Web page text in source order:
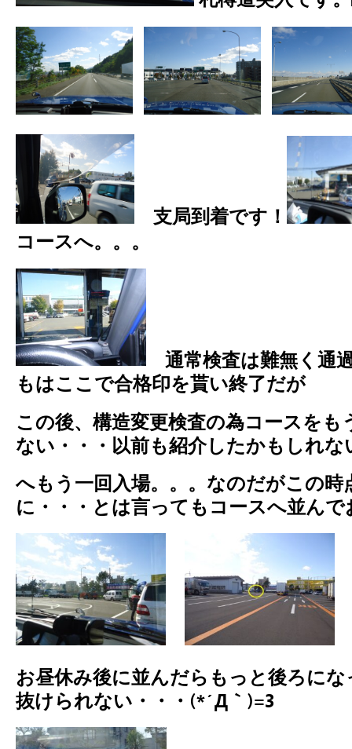
支局到着です！
コースへ。。。
通常検査は難無く通
もはここで合格印を貰い終了だが
この後、構造変更検査の為コースを
ない・・・以前も紹介したかもしれな
へもう一回入場。。。なのだがこの時
に・・・とは言ってもコースへ並ん
お昼休み後に並んだらもっと後ろにな
抜けられない・・・(*´Д｀)=3